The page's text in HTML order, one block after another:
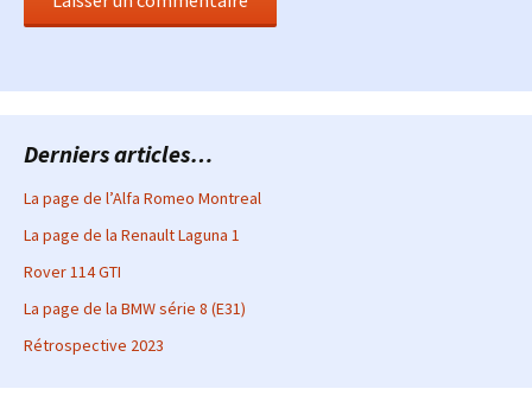
Derniers articles…
La page de l’Alfa Romeo Montreal
La page de la Renault Laguna 1
Rover 114 GTI
La page de la BMW série 8 (E31)
Rétrospective 2023